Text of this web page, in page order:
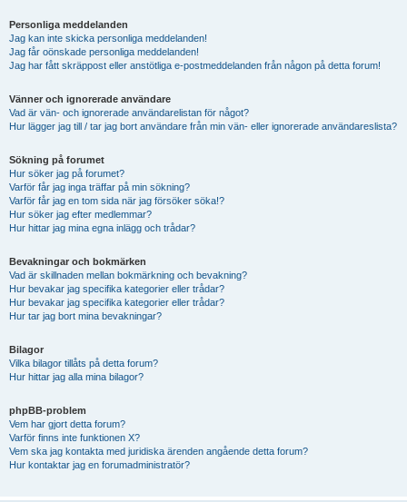
Personliga meddelanden
Jag kan inte skicka personliga meddelanden!
Jag får oönskade personliga meddelanden!
Jag har fått skräppost eller anstötliga e-postmeddelanden från någon på detta forum!
Vänner och ignorerade användare
Vad är vän- och ignorerade användarelistan för något?
Hur lägger jag till / tar jag bort användare från min vän- eller ignorerade användareslista?
Sökning på forumet
Hur söker jag på forumet?
Varför får jag inga träffar på min sökning?
Varför får jag en tom sida när jag försöker söka!?
Hur söker jag efter medlemmar?
Hur hittar jag mina egna inlägg och trådar?
Bevakningar och bokmärken
Vad är skillnaden mellan bokmärkning och bevakning?
Hur bevakar jag specifika kategorier eller trådar?
Hur bevakar jag specifika kategorier eller trådar?
Hur tar jag bort mina bevakningar?
Bilagor
Vilka bilagor tillåts på detta forum?
Hur hittar jag alla mina bilagor?
phpBB-problem
Vem har gjort detta forum?
Varför finns inte funktionen X?
Vem ska jag kontakta med juridiska ärenden angående detta forum?
Hur kontaktar jag en forumadministratör?